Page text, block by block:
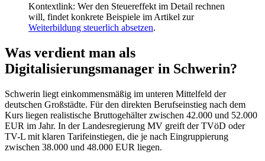
Kontextlink: Wer den Steuereffekt im Detail rechnen
will, findet konkrete Beispiele im Artikel zur
Weiterbildung steuerlich absetzen.
Was verdient man als
Digitalisierungsmanager in Schwerin?
Schwerin liegt einkommensmäßig im unteren Mittelfeld der
deutschen Großstädte. Für den direkten Berufseinstieg nach dem
Kurs liegen realistische Bruttogehälter zwischen 42.000 und 52.000
EUR im Jahr. In der Landesregierung MV greift der TVöD oder
TV-L mit klaren Tarifeinstiegen, die je nach Eingruppierung
zwischen 38.000 und 48.000 EUR liegen.